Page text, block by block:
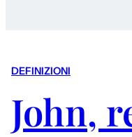
DEFINIZIONI
John,